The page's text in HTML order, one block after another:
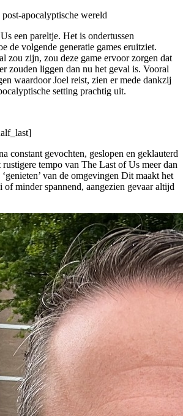
apocalyptische wereld
een pareltje. Het is ondertussen
de volgende generatie games eruitziet.
zou zijn, zou deze game ervoor zorgen dat
zouden liggen dan nu het geval is. Vooral
waardoor Joel reist, zien er mede dankzij
setting prachtig uit.
constant gevochten, geslopen en geklauterd
tempo van The Last of Us meer dan
van de omgevingen Dit maakt het
of minder spannend, aangezien gevaar altijd